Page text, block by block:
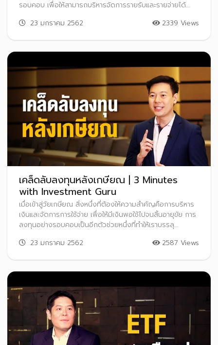
รอบคอบ เพื่อให้สามารถบริหารจัดการรายรับและรายจ่ายได้
23 มกราคม 2562 2339 Views
เคล็ดลับลงทุนหลังเกษียณ | 3 Minutes
with Investment Guru
เมื่อเข้าสู่วัยเกษียณ สิ่งหนึ่งที่ต้องให้ความสำคัญคือการบริหาร
เงินและจัดการการใช้จ่าย เพื่อให้มีเงินพอใช้ไปจนสิ้นอายุขัย การ
ลงทุนอย่างรอบคอบเป็นอีกตัวช่วยหนึ่งที่ทำให้เราบรรลุ
23 มกราคม 2562 2587 Views